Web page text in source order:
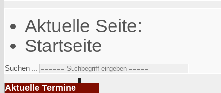
Aktuelle Seite:
Startseite
Suchen ...
Aktuelle Termine